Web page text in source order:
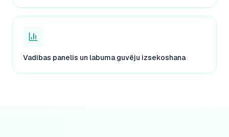
Vadibas panelis un labuma guvëju izsekoshana